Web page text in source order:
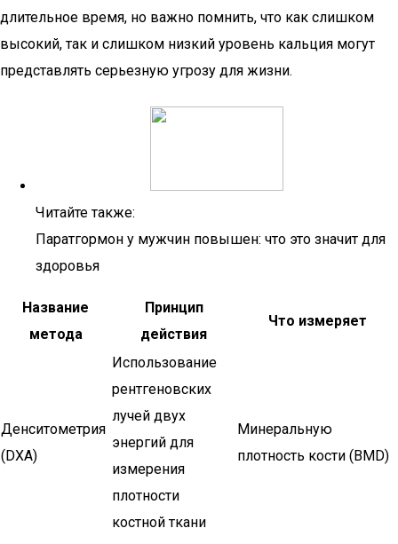
длительное время, но важно помнить, что как слишком
высокий, так и слишком низкий уровень кальция могут
представлять серьезную угрозу для жизни.
Читайте также:
Паратгормон у мужчин повышен: что это значит для
здоровья
Название
метода
Принцип
действия
Что измеряет
Денситометрия
(DXA)
Использование
рентгеновских
лучей двух
энергий для
измерения
плотности
костной ткани
Минеральную
плотность кости (BMD)